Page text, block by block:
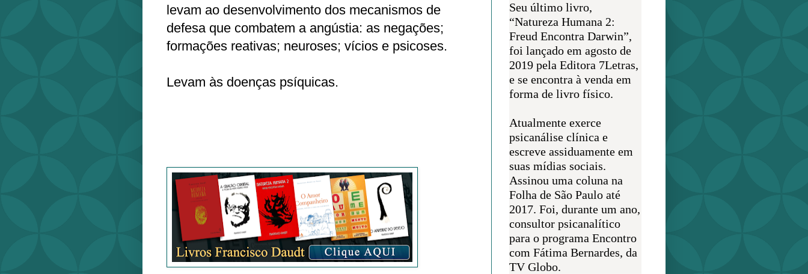
levam ao desenvolvimento dos mecanismos de
defesa que combatem a angústia: as negações;
formações reativas; neuroses; vícios e psicoses.
Levam às doenças psíquicas.
Seu último livro,
“Natureza Humana 2:
Freud Encontra Darwin”,
foi lançado em agosto de
2019 pela Editora 7Letras,
e se encontra à venda em
forma de livro físico.
Atualmente exerce
psicanálise clínica e
escreve assiduamente em
suas mídias sociais.
Assinou uma coluna na
Folha de São Paulo até
2017. Foi, durante um ano,
consultor psicanalítico
para o programa Encontro
com Fátima Bernardes, da
TV Globo.